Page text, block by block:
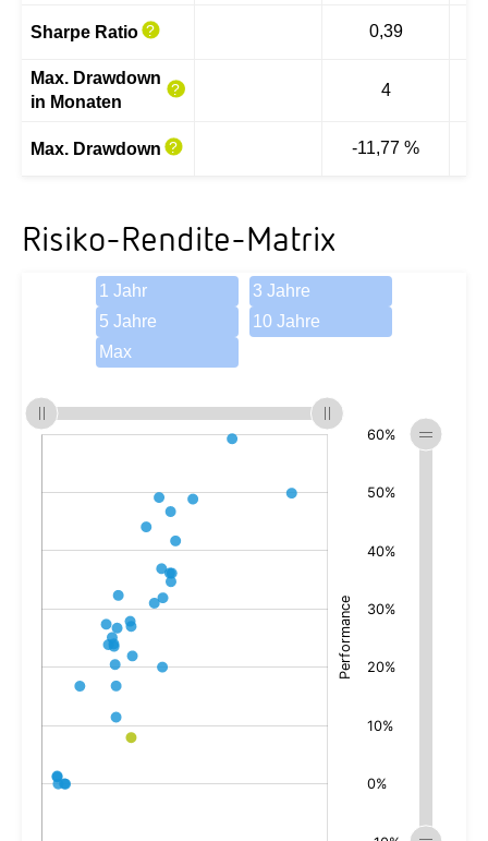
Sharpe Ratio 0,39
Max. Drawdown
in Monaten
4
Max. Drawdown -11,77 %
Risiko-Rendite-Matrix
1 Jahr
3 Jahre
5 Jahre
10 Jahre
Max